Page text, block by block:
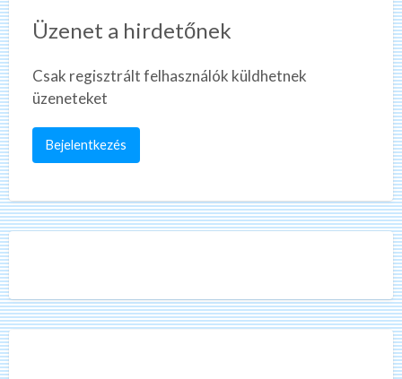
Üzenet a hirdetőnek
Csak regisztrált felhasználók küldhetnek
üzeneteket
Bejelentkezés